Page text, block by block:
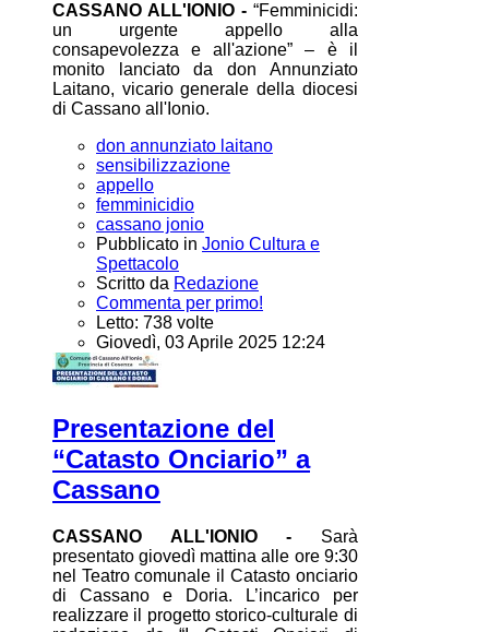
CASSANO ALL'IONIO -“Femminicidi:
un urgente appello alla
consapevolezza e all'azione” – è il
monito lanciato da don Annunziato
Laitano, vicario generale della diocesi
di Cassano all'Ionio.
don annunziato laitano
sensibilizzazione
appello
femminicidio
cassano jonio
Pubblicato in Jonio Cultura e
Spettacolo
Scritto da Redazione
Commenta per primo!
Letto: 738 volte
Giovedì, 03 Aprile 2025 12:24
Presentazione del
“Catasto Onciario” a
Cassano
CASSANO ALL'IONIO - Sarà
presentato giovedì mattina alle ore 9:30
nel Teatro comunale il Catasto onciario
di Cassano e Doria. L’incarico per
realizzare il progetto storico-culturale di